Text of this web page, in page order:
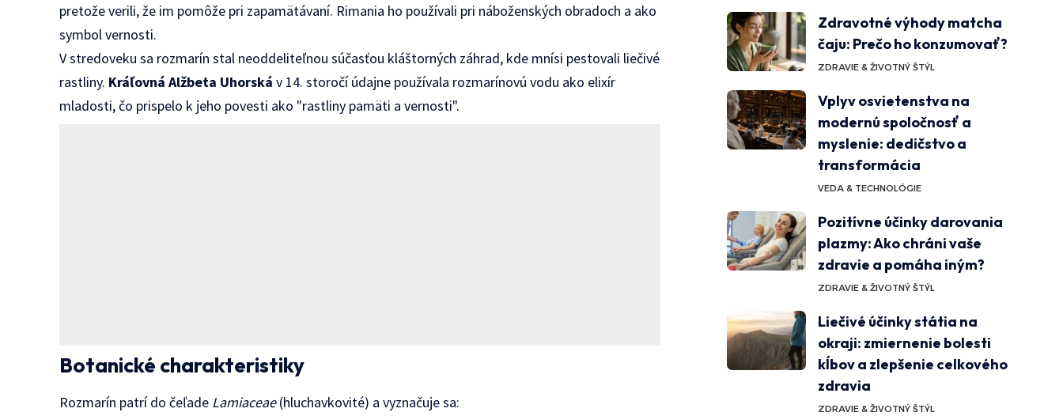
pretože verili, že im pomôže pri zapamätávaní. Rimania ho používali pri náboženských obradoch a ako
symbol vernosti.
V stredoveku sa rozmarín stal neoddeliteľnou súčasťou kláštorných záhrad, kde mnísi pestovali liečivé
rastliny. Kráľovná Alžbeta Uhorská v 14. storočí údajne používala rozmarínovú vodu ako elixír
mladosti, čo prispelo k jeho povesti ako "rastliny pamäti a vernosti".
Botanické charakteristiky
Rozmarín patrí do čeľade Lamiaceae(hluchavkovité) a vyznačuje sa:
Zdravotné výhody matcha
čaju: Prečo ho konzumovať?
ZDRAVIE & ŽIVOTNÝ ŠTÝL
Vplyv osvietenstva na
modernú spoločnosť a
myslenie: dedičstvo a
transformácia
VEDA & TECHNOLÓGIE
Pozitívne účinky darovania
plazmy: Ako chráni vaše
zdravie a pomáha iným?
ZDRAVIE & ŽIVOTNÝ ŠTÝL
Liečivé účinky státia na
okraji: zmiernenie bolesti
kĺbov a zlepšenie celkového
zdravia
ZDRAVIE & ŽIVOTNÝ ŠTÝL